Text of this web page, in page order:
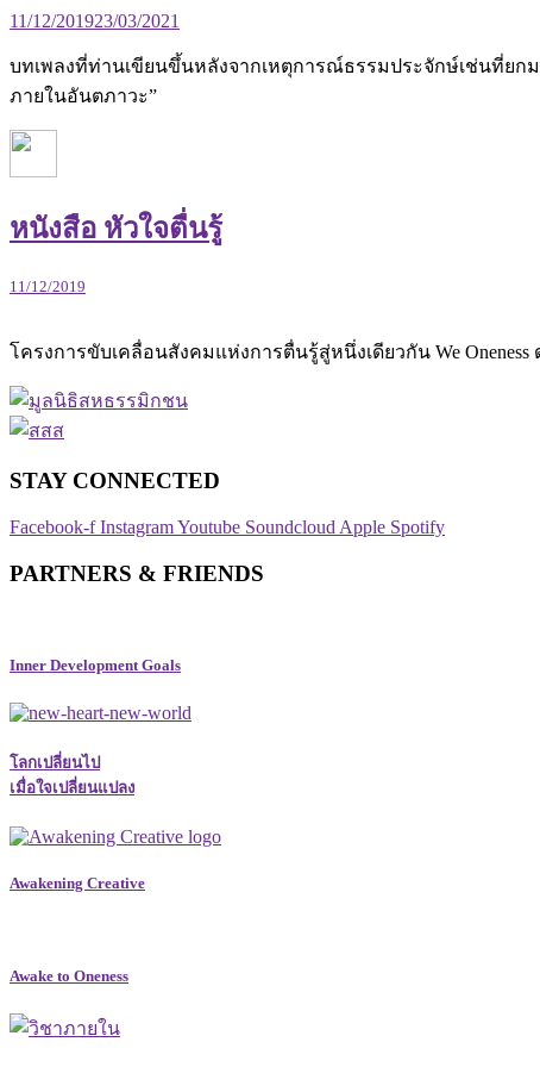
11/12/201923/03/2021
บทเพลงที่ท่านเขียนขึ้นหลังจากเหตุการณ์ธรรมประจักษ์เช่นที่ยก
ภายในอันตภาวะ”
หนังสือ หัวใจตื่นรู้
11/12/2019
โครงการขับเคลื่อนสังคมแห่งการตื่นรู้สู่หนึ่งเดียวกัน We
STAY CONNECTED​
Facebook-f InstagramYoutube Soundcloud Apple Spotify
PARTNERS & FRIENDS
Inner Development Goals
โลกเปลี่ยนไป
เมื่อใจเปลี่ยนแปลง
Awakening Creative
Awake to Oneness